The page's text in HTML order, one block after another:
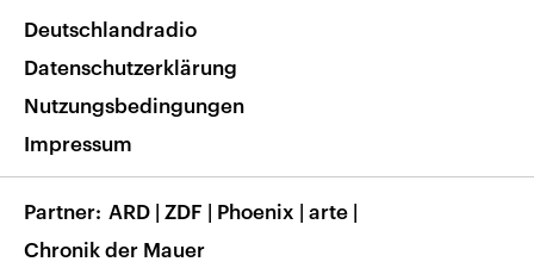
Nachrichten App
Frequenzen
Veranstaltungen
Musikliste
RSS
Barrierefreiheit
Deutschlandradio
Datenschutzerklärung
Nutzungsbedingungen
Impressum
Partner ARD | ZDF | Phoenix | arte |
Chronik der Mauer